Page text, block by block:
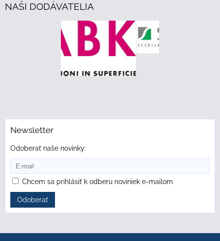
NAŠI DODÁVATELIA
Newsletter
Odoberať naše novinky:
Chcem sa prihlásiť k odberu noviniek e-mailom
Odoberať